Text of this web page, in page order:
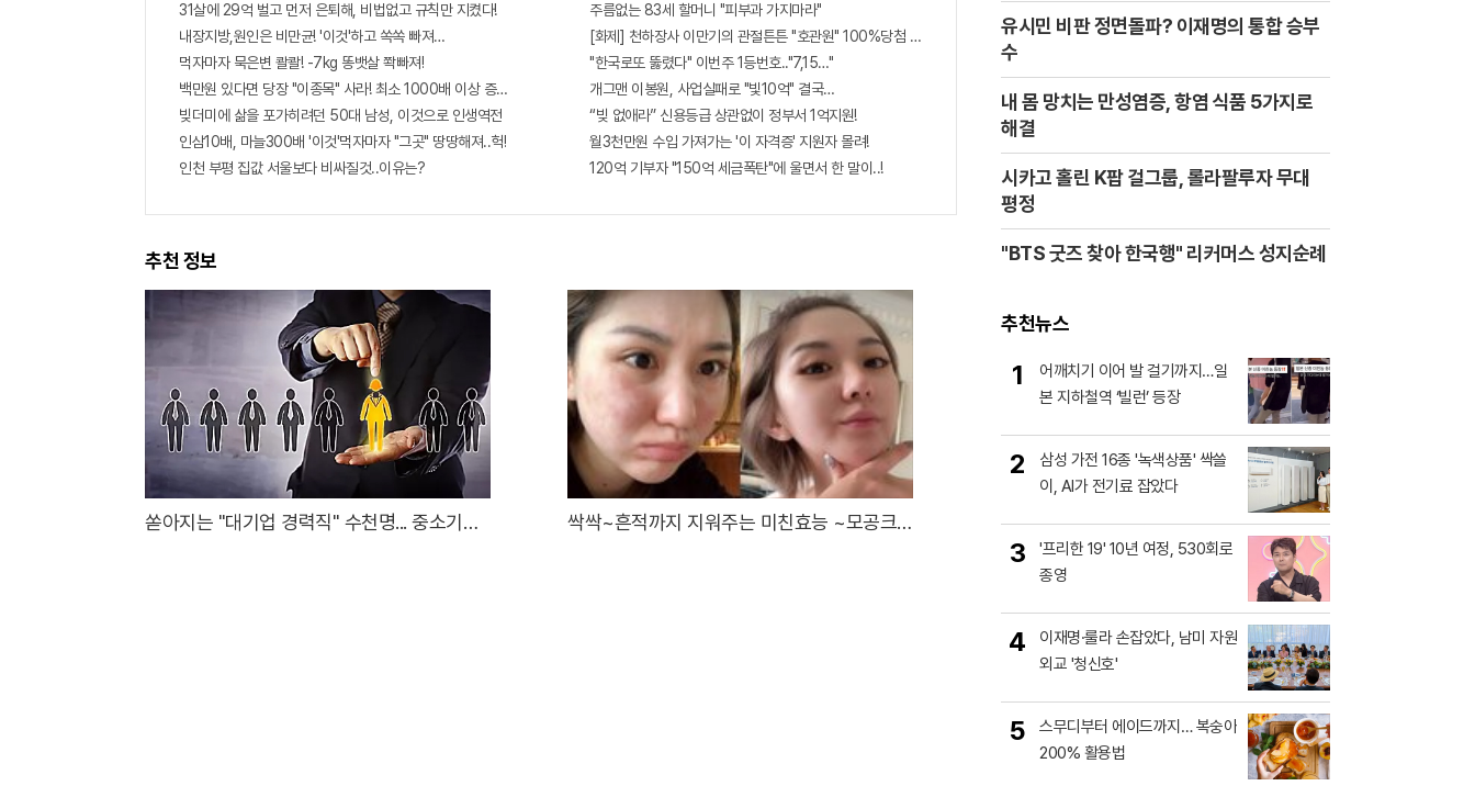
31살에 29억 벌고 먼저 은퇴해, 비법없고 규칙만 지켰다!
내장지방,원인은 비만균! '이것'하고 쏙쏙 빠져…
먹자마자 묵은변 콸콸! -7kg 똥뱃살 쫙빠져!
백만원 있다면 당장 "이종목" 사라! 최소 1000배 이상 증가...충격!!
빚더미에 삶을 포가히려던 50대 남성, 이것으로 인생역전
인삼10배, 마늘300배 '이것'먹자마자 "그곳" 땅땅해져..헉!
인천 부평 집값 서울보다 비싸질것..이유는?
주름없는 83세 할머니 "피부과 가지마라"
[화제] 천하장사 이만기의 관절튼튼 "호관원" 100%당첨 혜택 난리나!!
"한국로또 뚫렸다" 이번주 1등번호.."7,15…"
개그맨 이봉원, 사업실패로 "빛10억" 결국…
“빚 없애라” 신용등급 상관없이 정부서 1억지원!
월3천만원 수입 가져가는 '이 자격증' 지원자 몰려!
120억 기부자 "150억 세금폭탄"에 울면서 한 말이..!
추천 정보
쏟아지는 "대기업 경력직" 수천명... 중소기업
싹싹~흔적까지 지워주는 미친효능 ~모공크
유시민 비판 정면돌파? 이재명의 통합 승부
수
내 몸 망치는 만성염증, 항염 식품 5가지로
해결
시카고 홀린 K팝 걸그룹, 롤라팔루자 무대
평정
"BTS 굿즈 찾아 한국행" 리커머스 성지순례
추천뉴스
1
어깨치기 이어 발 걸기까지…일
본 지하철역 ‘빌런’ 등장
2
삼성 가전 16종 '녹색상품' 싹쓸
이, AI가 전기료 잡았다
3
'프리한 19' 10년 여정, 530회로
종영
4
이재명·룰라 손잡았다, 남미 자원
외교 '청신호'
5
스무디부터 에이드까지… 복숭아
200% 활용법